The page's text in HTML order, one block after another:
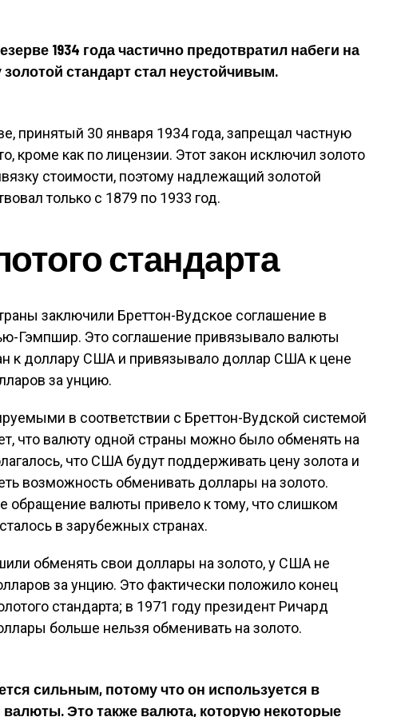
1934 года частично предотвратил набеги на
золотой стандарт стал неустойчивым.
принятый 30 января 1934 года, запрещал частную
кроме как по лицензии. Этот закон исключил золото
стоимости, поэтому надлежащий золотой
только с 1879 по 1933 год.
стандарта
заключили Бреттон-Вудское соглашение в
Гэмпшир. Это соглашение привязывало валюты
к доллару США и привязывало доллар США к цене
за унцию.
в соответствии с Бреттон-Вудской системой
что валюту одной страны можно было обменять на
что США будут поддерживать цену золота и
возможность обменивать доллары на золото.
обращение валюты привело к тому, что слишком
в зарубежных странах.
обменять свои доллары на золото, у США не
за унцию. Это фактически положило конец
стандарта; в 1971 году президент Ричард
больше нельзя обменивать на золото.
сильным, потому что он используется в
валюты. Это также валюта, которую некоторые